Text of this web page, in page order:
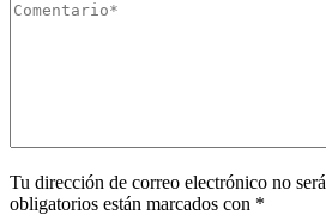
Tu dirección de correo electrónico no
obligatorios están marcados con *